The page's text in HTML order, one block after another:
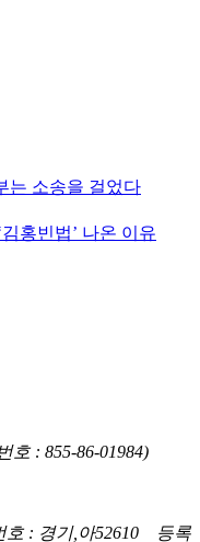
는 소송을 걸었다
홍빈법’ 나온 이유
호 : 855-86-01984)
: 경기,아52610 등록